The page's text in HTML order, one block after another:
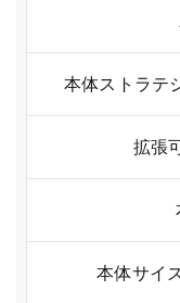
本体ストラテ
拡張
本体サイ